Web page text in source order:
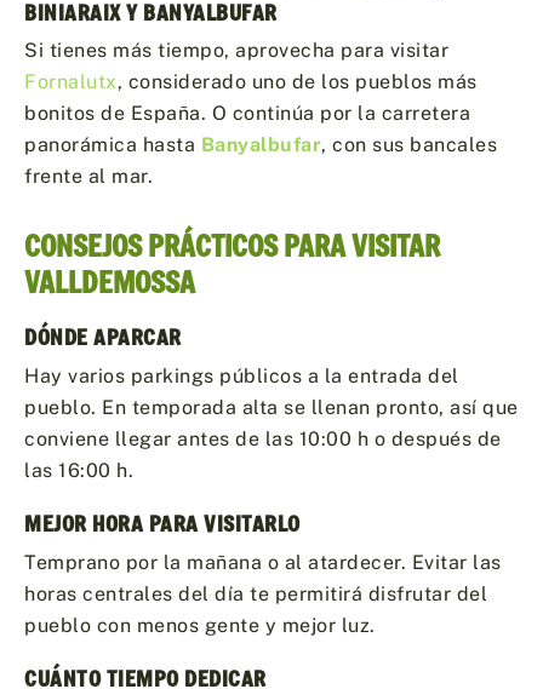
BINIARAIX Y BANYALBUFAR
Si tienes más tiempo, aprovecha para visitar
Fornalutx, considerado uno de los pueblos más
bonitos de España. O continúa por la carretera
panorámica hasta Banyalbufar, con sus bancales
frente al mar.
CONSEJOS PRÁCTICOS PARA VISITAR
VALLDEMOSSA
DÓNDE APARCAR
Hay varios parkings públicos a la entrada del
pueblo. En temporada alta se llenan pronto, así que
conviene llegar antes de las 10:00 h o después de
las 16:00 h.
MEJOR HORA PARA VISITARLO
Temprano por la mañana o al atardecer. Evitar las
horas centrales del día te permitirá disfrutar del
pueblo con menos gente y mejor luz.
CUÁNTO TIEMPO DEDICAR